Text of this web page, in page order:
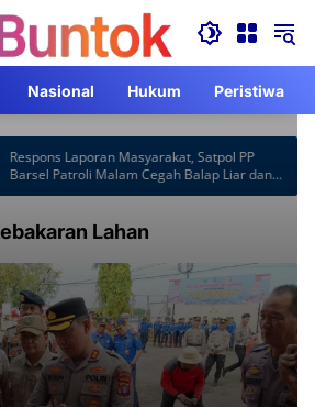
Nasional Hukum Peristiwa
Laporan Masyarakat, Satpol PP
Patroli Malam Cegah Balap Liar dan
Brong
Lahan